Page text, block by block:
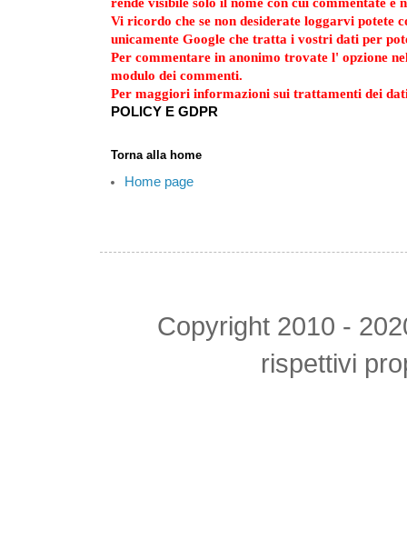
Vi ricordo che se non desiderate loggarvi potete
unicamente Google che tratta i vostri dati per
Per commentare in anonimo trovate l' opzione
modulo dei commenti.
Per maggiori informazioni sui trattamenti dei
POLICY E GDPR
Torna alla home
Home page
Copyright 2010 -
rispettivi